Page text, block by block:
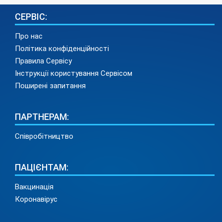
СЕРВІС:
Про нас
Політика конфіденційності
Правила Сервісу
Інструкції користування Сервісом
Поширені запитання
ПАРТНЕРАМ:
Співробітництво
ПАЦІЄНТАМ:
Вакцинація
Коронавірус